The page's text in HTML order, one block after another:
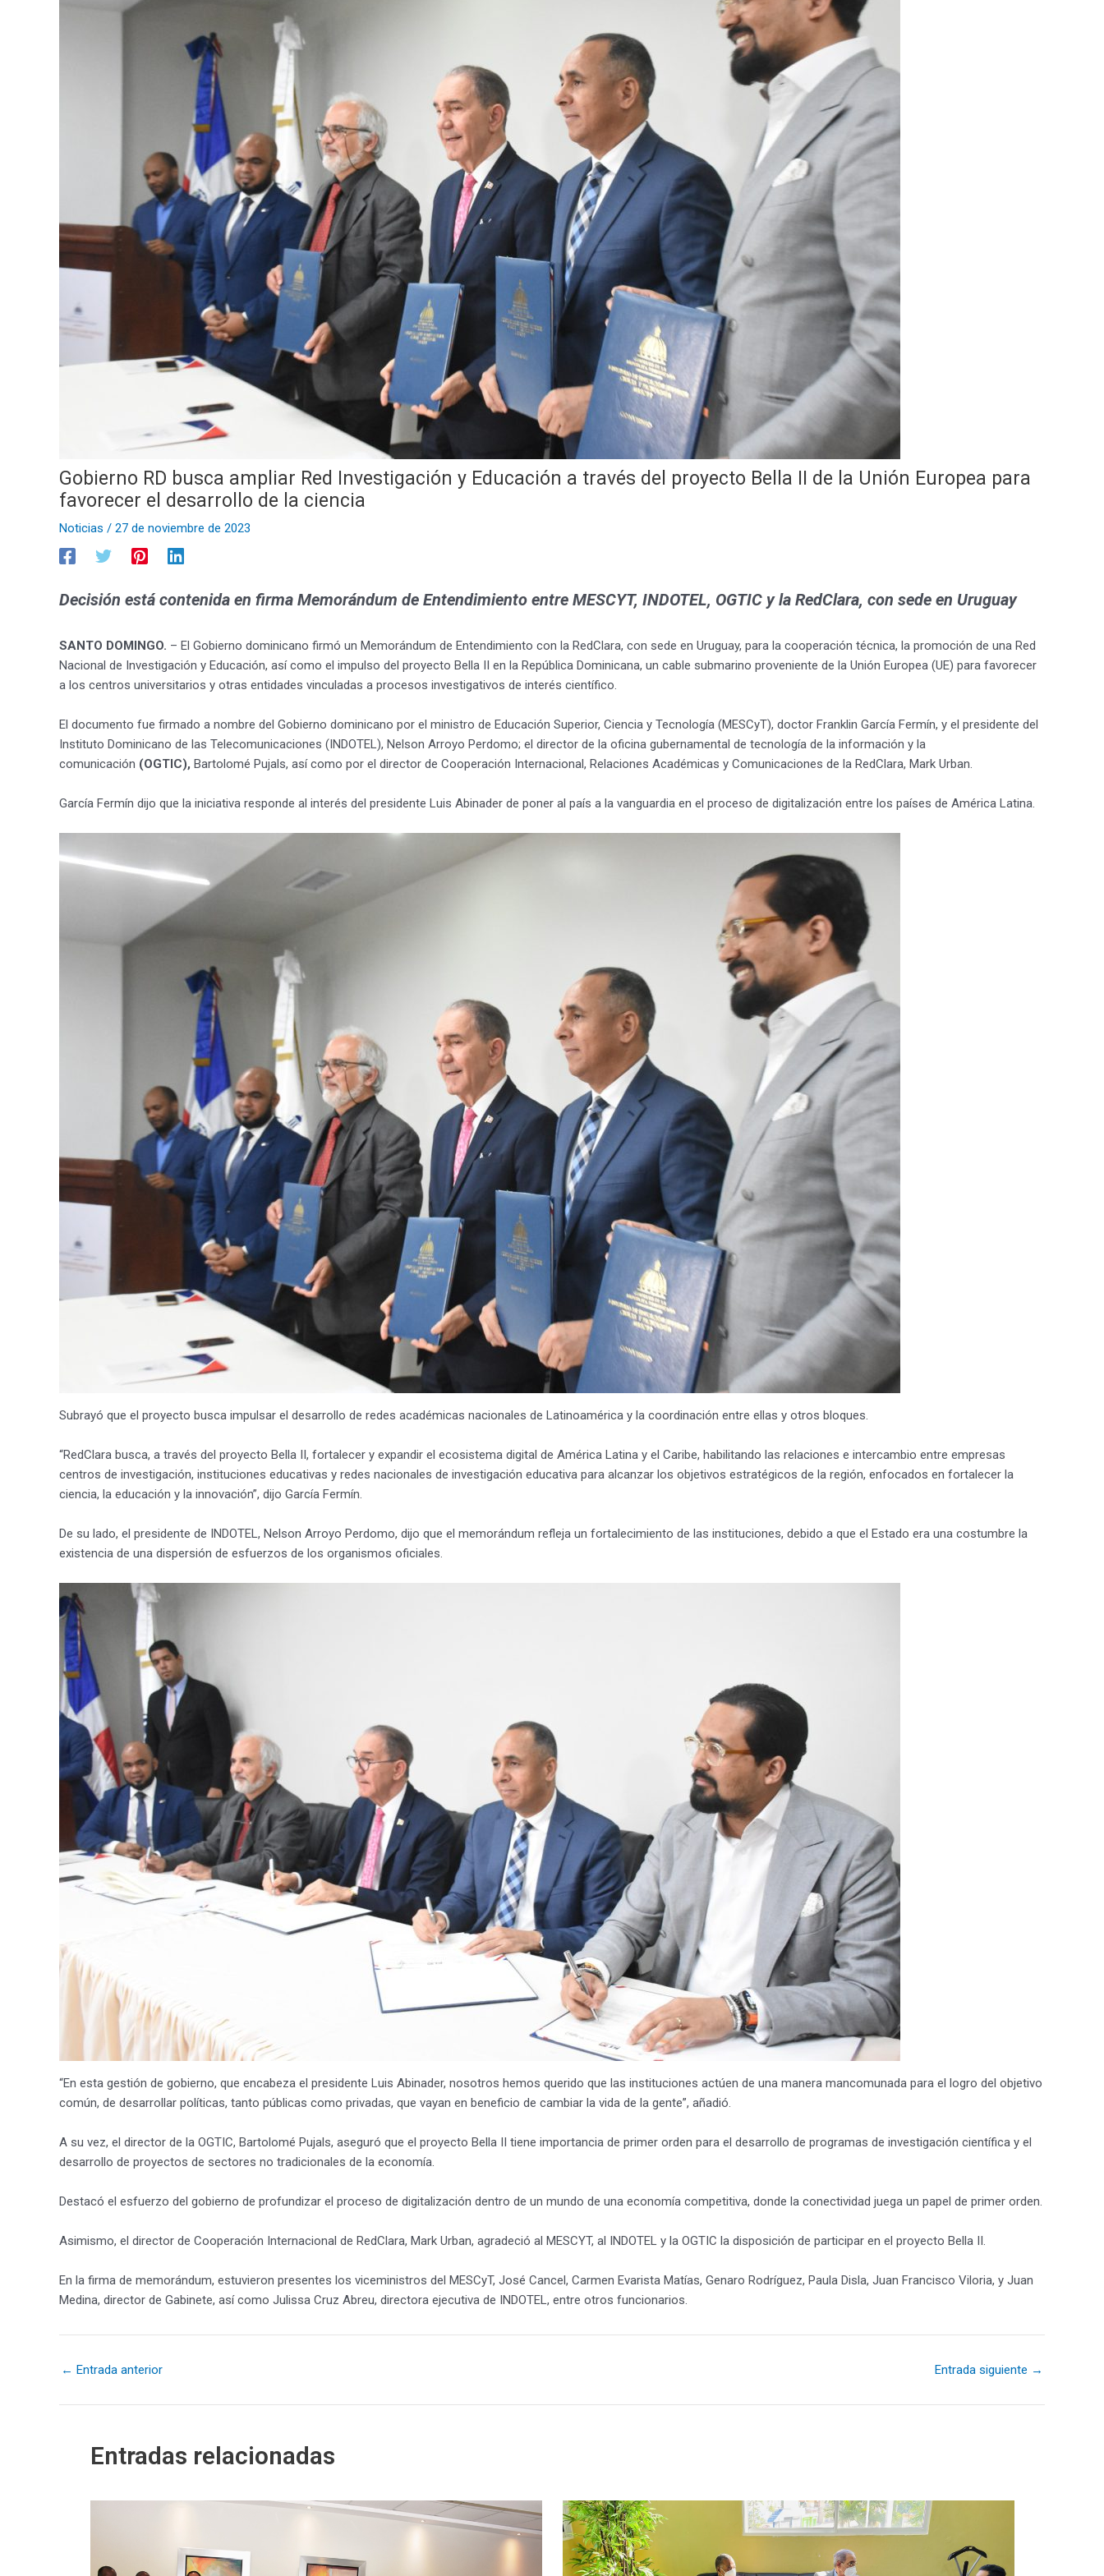
Gobierno RD busca ampliar Red Investigación y Educación a través del proyecto Bella II de la Unión Europea para
favorecer el desarrollo de la ciencia
Noticias / 27 de noviembre de 2023
Decisión está contenida en firma Memorándum de Entendimiento entre MESCYT, INDOTEL, OGTIC y la RedClara, con sede en Uruguay
SANTO DOMINGO. – El Gobierno dominicano firmó un Memorándum de Entendimiento con la RedClara, con sede en Uruguay, para la cooperación técnica, la promoción de una Red
Nacional de Investigación y Educación, así como el impulso del proyecto Bella II en la República Dominicana, un cable submarino proveniente de la Unión Europea (UE) para favorecer
a los centros universitarios y otras entidades vinculadas a procesos investigativos de interés científico.
El documento fue firmado a nombre del Gobierno dominicano por el ministro de Educación Superior, Ciencia y Tecnología (MESCyT), doctor Franklin García Fermín, y el presidente del
Instituto Dominicano de las Telecomunicaciones (INDOTEL), Nelson Arroyo Perdomo; el director de la oficina gubernamental de tecnología de la información y la
comunicación (OGTIC), Bartolomé Pujals, así como por el director de Cooperación Internacional, Relaciones Académicas y Comunicaciones de la RedClara, Mark Urban.
García Fermín dijo que la iniciativa responde al interés del presidente Luis Abinader de poner al país a la vanguardia en el proceso de digitalización entre los países de América Latina.
Subrayó que el proyecto busca impulsar el desarrollo de redes académicas nacionales de Latinoamérica y la coordinación entre ellas y otros bloques.
“RedClara busca, a través del proyecto Bella II, fortalecer y expandir el ecosistema digital de América Latina y el Caribe, habilitando las relaciones e intercambio entre empresas
centros de investigación, instituciones educativas y redes nacionales de investigación educativa para alcanzar los objetivos estratégicos de la región, enfocados en fortalecer la
ciencia, la educación y la innovación”, dijo García Fermín.
De su lado, el presidente de INDOTEL, Nelson Arroyo Perdomo, dijo que el memorándum refleja un fortalecimiento de las instituciones, debido a que el Estado era una costumbre la
existencia de una dispersión de esfuerzos de los organismos oficiales.
“En esta gestión de gobierno, que encabeza el presidente Luis Abinader, nosotros hemos querido que las instituciones actúen de una manera mancomunada para el logro del objetivo
común, de desarrollar políticas, tanto públicas como privadas, que vayan en beneficio de cambiar la vida de la gente”, añadió.
A su vez, el director de la OGTIC, Bartolomé Pujals, aseguró que el proyecto Bella II tiene importancia de primer orden para el desarrollo de programas de investigación científica y el
desarrollo de proyectos de sectores no tradicionales de la economía.
Destacó el esfuerzo del gobierno de profundizar el proceso de digitalización dentro de un mundo de una economía competitiva, donde la conectividad juega un papel de primer orden.
Asimismo, el director de Cooperación Internacional de RedClara, Mark Urban, agradeció al MESCYT, al INDOTEL y la OGTIC la disposición de participar en el proyecto Bella II.
En la firma de memorándum, estuvieron presentes los viceministros del MESCyT, José Cancel, Carmen Evarista Matías, Genaro Rodríguez, Paula Disla, Juan Francisco Viloria, y Juan
Medina, director de Gabinete, así como Julissa Cruz Abreu, directora ejecutiva de INDOTEL, entre otros funcionarios.
← Entrada anterior Entrada siguiente →
Entradas relacionadas